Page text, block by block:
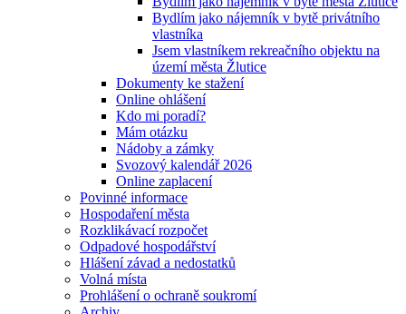
Bydlím jako nájemník v bytě privátního
vlastníka
Jsem vlastníkem rekreačního objektu na
území města Žlutice
Dokumenty ke stažení
Online ohlášení
Kdo mi poradí?
Mám otázku
Nádoby a zámky
Svozový kalendář 2026
Online zaplacení
Povinné informace
Hospodaření města
Rozklikávací rozpočet
Odpadové hospodářství
Hlášení závad a nedostatků
Volná místa
Prohlášení o ochraně soukromí